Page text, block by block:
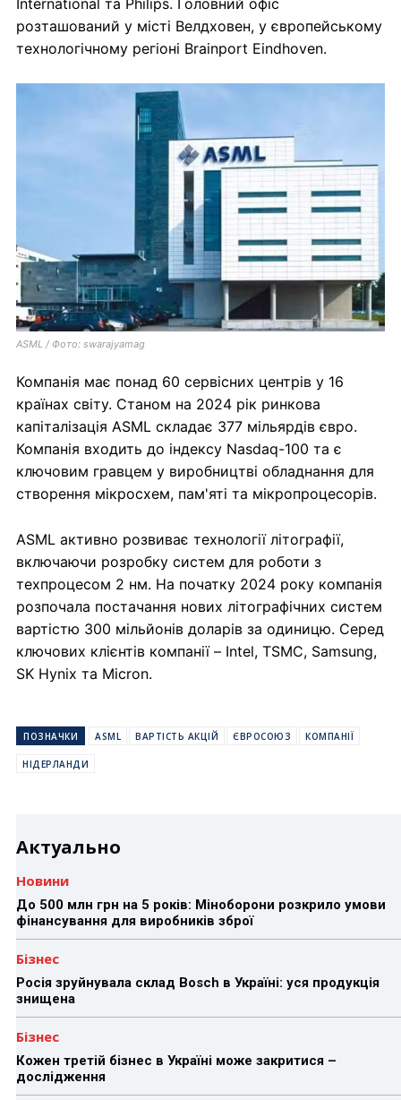
розташований у місті Велдховен, у європейському
технологічному регіоні Brainport Eindhoven.
ASML / Фото: swarajyamag
Компанія має понад 60 сервісних центрів у 16
країнах світу. Станом на 2024 рік ринкова
капіталізація ASML складає 377 мільярдів євро.
Компанія входить до індексу Nasdaq-100 та є
ключовим гравцем у виробництві обладнання для
створення мікросхем, пам'яті та мікропроцесорів.
ASML активно розвиває технології літографії,
включаючи розробку систем для роботи з
техпроцесом 2 нм. На початку 2024 року компанія
розпочала постачання нових літографічних систем
вартістю 300 мільйонів доларів за одиницю. Серед
ключових клієнтів компанії – Intel, TSMC, Samsung,
SK Hynix та Micron.
ПОЗНАЧКИ ASML ВАРТІСТЬ АКЦІЙ ЄВРОСОЮЗ КОМПАНІЇ
НІДЕРЛАНДИ
Актуально
Новини
До 500 млн грн на 5 років: Міноборони розкрило умови
фінансування для виробників зброї
Бізнес
Росія зруйнувала склад Bosch в Україні: уся продукція
знищена
Бізнес
Кожен третій бізнес в Україні може закритися –
дослідження